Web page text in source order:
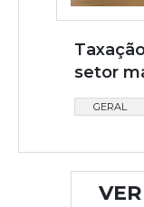
setor
GERAL